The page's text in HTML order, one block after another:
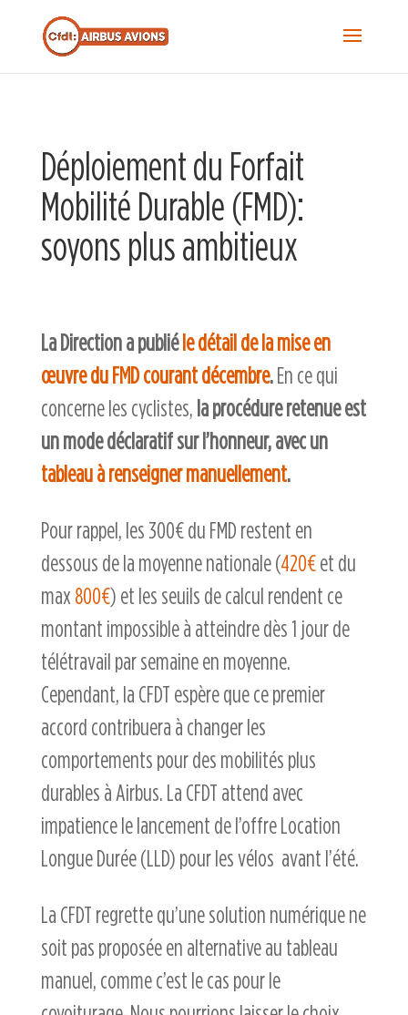
Déploiement du Forfait
Mobilité Durable (FMD):
soyons plus ambitieux
La Direction a publié le détail de la mise en
œuvre du FMD courant décembre.En ce qui
concerne les cyclistes, la procédure retenue est
un mode déclaratif sur l’honneur, avec un
tableau à renseigner manuellement.
Pour rappel, les 300€ du FMD restent en
dessous de la moyenne nationale (420€et du
max 800€) et les seuils de calcul rendent ce
montant impossible à atteindre dès 1 jour de
télétravail par semaine en moyenne.
Cependant, la CFDT espère que ce premier
accord contribuera à changer les
comportements pour des mobilités plus
durables à Airbus. La CFDT attend avec
impatience le lancement de l’offre Location
Longue Durée (LLD) pour les vélos avant l’été.
La CFDT regrette qu’une solution numérique ne
soit pas proposée en alternative au tableau
manuel, comme c’est le cas pour le